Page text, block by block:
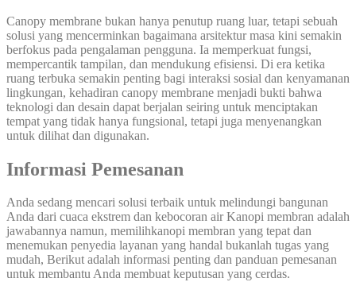
Canopy membrane bukan hanya penutup ruang luar, tetapi sebuah
solusi yang mencerminkan bagaimana arsitektur masa kini semakin
berfokus pada pengalaman pengguna. Ia memperkuat fungsi,
mempercantik tampilan, dan mendukung efisiensi. Di era ketika
ruang terbuka semakin penting bagi interaksi sosial dan kenyamanan
lingkungan, kehadiran canopy membrane menjadi bukti bahwa
teknologi dan desain dapat berjalan seiring untuk menciptakan
tempat yang tidak hanya fungsional, tetapi juga menyenangkan
untuk dilihat dan digunakan.
Informasi Pemesanan
Anda sedang mencari solusi terbaik untuk melindungi bangunan
Anda dari cuaca ekstrem dan kebocoran air Kanopi membran adalah
jawabannya namun, memilihkanopi membran yang tepat dan
menemukan penyedia layanan yang handal bukanlah tugas yang
mudah, Berikut adalah informasi penting dan panduan pemesanan
untuk membantu Anda membuat keputusan yang cerdas.